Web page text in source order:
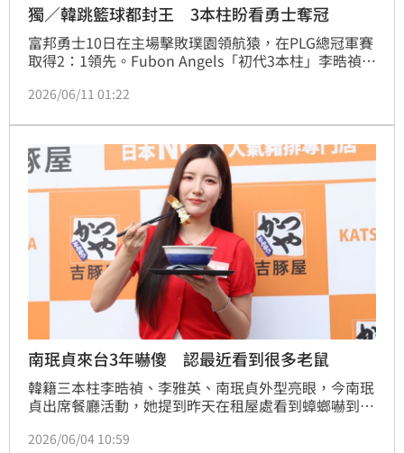
獨／韓跳籃球都封王 3本柱盼看勇士奪冠
富邦勇士10日在主場擊敗璞園領航猿，在PLG總冠軍賽
取得2：1領先。Fubon Angels「初代3本柱」李晧禎、
望勇士加油，讓林志傑能帶著冠軍結束球員生涯。」巧
現代摩比斯太陽神，她們3個人都參與過球隊奪冠，今
年有機會在台灣體驗冠軍滋味。
2026/06/11 01:22
南珉貞來台3年嚇傻 認最近看到很多老鼠
韓籍三本柱李晧禎、李雅英、南珉貞外型亮眼，今南珉
貞出席餐廳活動，她提到昨天在租屋處看到蟑螂嚇到
鼠，「真的很多，我真的壓力很大，看到老鼠我會
2026/06/04 10:59